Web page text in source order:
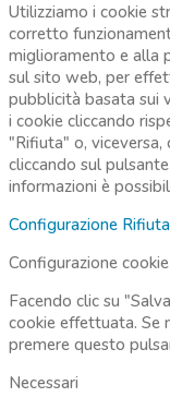
Utilizziamo i cookie
corretto
miglioramento e alla
sul sito web, per
pubblicità basata sui
i cookie cliccando
"Rifiuta" o,
cliccando sul
informazioni è
Configurazione Rifiuta
Configurazione cookie
Facendo clic su
cookie effettuata. Se
premere questo
Necessari